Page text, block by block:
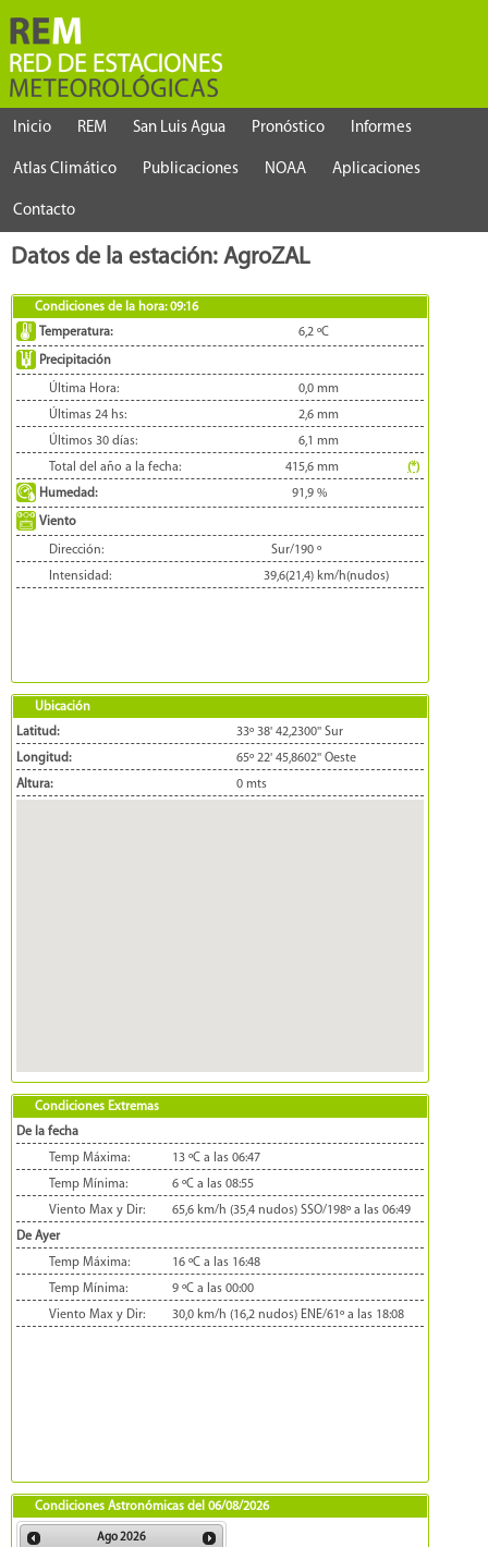
Inicio REM San Luis Agua Pronóstico Informes
Atlas Climático Publicaciones NOAA Aplicaciones
Contacto
Datos de la estación: AgroZAL
Condiciones de la hora:09:16
Temperatura:
6,2 ºC
Precipitación
Última Hora: 0,0 mm
Últimas 24 hs:
2,6 mm
Últimos 30 días:
6,1 mm
Total del año a la fecha:
415,6 mm
(*)
Humedad:
91,9 %
Viento
Dirección: Sur/190 º
Intensidad:
39,6(21,4) km/h(nudos)
Ubicación
Latitud:
33º 38' 42,2300'' Sur
Longitud:
65º 22' 45,8602'' Oeste
Altura:
0 mts
Condiciones Extremas
De la fecha
Temp Máxima:
13 ºC a las 06:47
Temp Mínima:
6 ºC a las 08:55
Viento Max y Dir:
65,6 km/h (35,4 nudos) SSO/198º a las 06:49
De Ayer
Temp Máxima:
16 ºC a las 16:48
Temp Mínima:
9 ºC a las 00:00
Viento Max y Dir:
30,0 km/h (16,2 nudos) ENE/61º a las 18:08
Condiciones Astronómicas del 06/08/2026
Ago2026